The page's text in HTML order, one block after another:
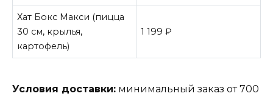
Хат Бокс Макси (пицца
30 см, крылья,
картофель)
1 199 ₽
Условия доставки: минимальный заказ от 700